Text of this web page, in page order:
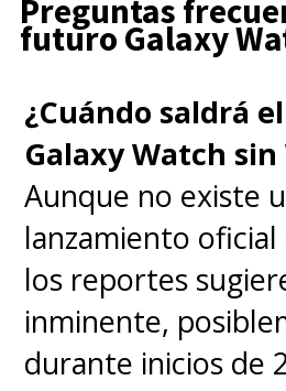
Preguntas
futuro Galaxy
¿Cuándo saldrá
Galaxy Watch sin
Aunque no existe
lanzamiento
los reportes
inminente,
durante inicios de